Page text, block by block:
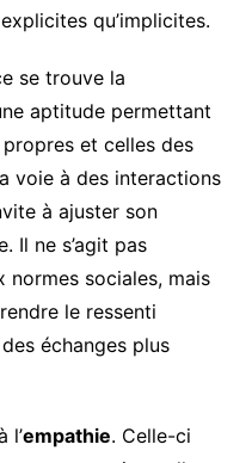
qu’implicites.
se trouve la
aptitude permettant
et celles des
voie à des interactions
à ajuster son
Il ne s’agit pas
normes sociales, mais
le ressenti
échanges plus
l’empathie. Celle-ci